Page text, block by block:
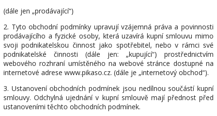
(dále jen „prodávající“)
2. Tyto obchodní podmínky upravují vzájemná práva a povinnosti
prodávajícího a fyzické osoby, která uzavírá kupní smlouvu mimo
svoji podnikatelskou činnost jako spotřebitel, nebo v rámci své
podnikatelské činnosti (dále jen: „kupující“) prostřednictvím
webového rozhraní umístěného na webové stránce dostupné na
internetové adrese www.pikaso.cz. (dále je „internetový obchod“).
3. Ustanovení obchodních podmínek jsou nedílnou součástí kupní
smlouvy. Odchylná ujednání v kupní smlouvě mají přednost před
ustanoveními těchto obchodních podmínek.